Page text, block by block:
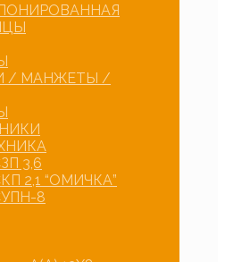
/ МАНЖЕТЫ /
3,6
2,1 “ОМИЧКА”
8